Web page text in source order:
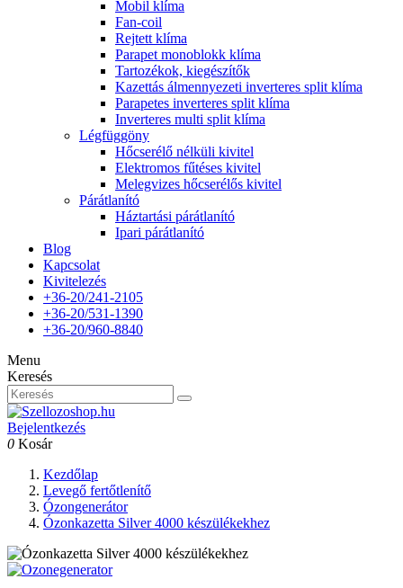
Mobil klíma
Fan-coil
Rejtett klíma
Parapet monoblokk klíma
Tartozékok, kiegészítők
Kazettás álmennyezeti inverteres split klíma
Parapetes inverteres split klíma
Inverteres multi split klíma
Légfüggöny
Hőcserélő nélküli kivitel
Elektromos fűtéses kivitel
Melegvizes hőcserélős kivitel
Párátlanító
Háztartási párátlanító
Ipari párátlanító
Blog
Kapcsolat
Kivitelezés
+36-20/241-2105
+36-20/531-1390
+36-20/960-8840
Menu
Keresés
Bejelentkezés
0 Kosár
Kezdőlap
Levegő fertőtlenítő
Ózongenerátor
Ózonkazetta Silver 4000 készülékekhez